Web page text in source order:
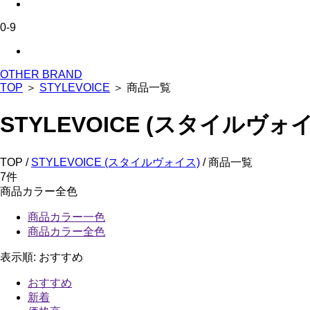
0-9
OTHER BRAND
TOP ＞ STYLEVOICE ＞ 商品一覧
STYLEVOICE (スタイルヴォ
TOP / STYLEVOICE (スタイルヴォイス) / 商品一覧
7件
商品カラー全色
商品カラー一色
商品カラー全色
表示順: おすすめ
おすすめ
新着